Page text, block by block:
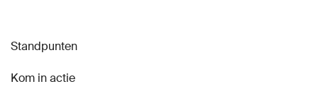
Standpunten
Kom in actie